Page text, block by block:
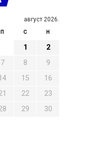
август 2026.
П С Н
1
2
7 8
9
15
16
22
23
29
30